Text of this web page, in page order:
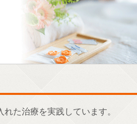
た治療を実践しています。